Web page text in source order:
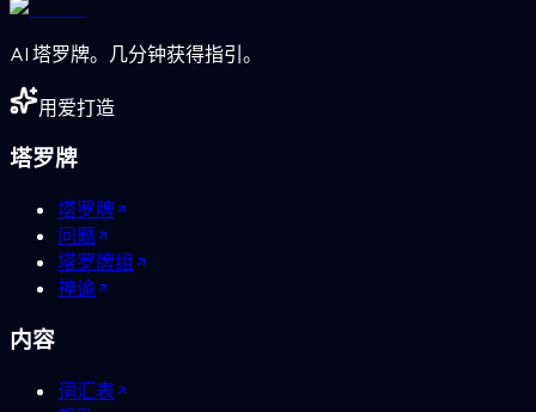
AI 塔罗牌。几分钟获得指引。
用爱打造
塔罗牌
塔罗牌
问题
塔罗牌组
神谕
内容
词汇表